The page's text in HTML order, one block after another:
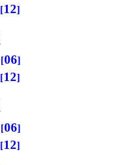
12
06
12
06
12